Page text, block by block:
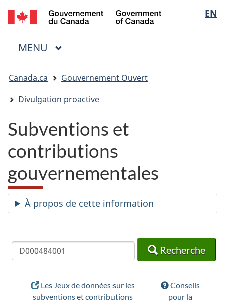
Passer
au
contenu
Passer
à
« Au
Passer
à
la
EN
of
Menu
MENU PRINCIPAL
êtes
ici
Canada.ca
Gouvernement Ouvert
Divulgation proactive
Subventions et
contributions
gouvernementales
À propos de cette information
Recherche
Recherche
Recherche
Les Jeux de données sur les
subventions et contributions
Conseils
pour la